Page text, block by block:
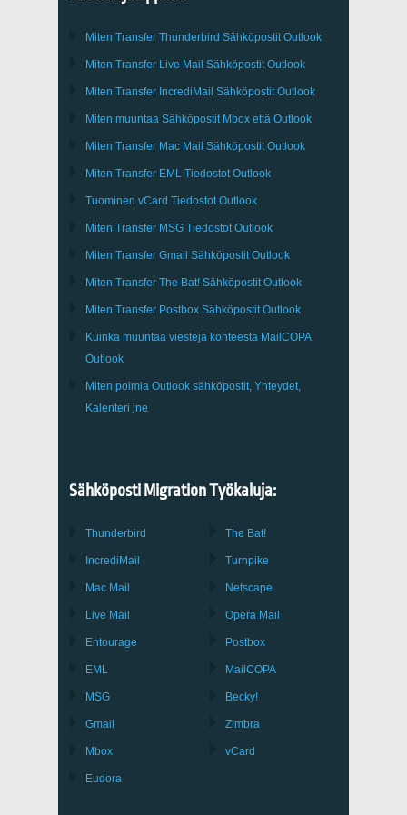
Miten Transfer Thunderbird Sähköpostit Outlook
Miten Transfer Live Mail Sähköpostit Outlook
Miten Transfer IncrediMail Sähköpostit Outlook
Miten muuntaa Sähköpostit Mbox että Outlook
Miten Transfer Mac Mail Sähköpostit Outlook
Miten Transfer EML Tiedostot Outlook
Tuominen vCard Tiedostot Outlook
Miten Transfer MSG Tiedostot Outlook
Miten Transfer Gmail Sähköpostit Outlook
Miten Transfer The Bat! Sähköpostit Outlook
Miten Transfer Postbox Sähköpostit Outlook
Kuinka muuntaa viestejä kohteesta MailCOPA
Outlook
Miten poimia Outlook sähköpostit, Yhteydet,
Kalenteri jne
Sähköposti Migration Työkaluja:
Thunderbird
IncrediMail
Mac Mail
Live Mail
Entourage
EML
MSG
Gmail
Mbox
Eudora
The Bat!
Turnpike
Netscape
Opera Mail
Postbox
MailCOPA
Becky!
Zimbra
vCard